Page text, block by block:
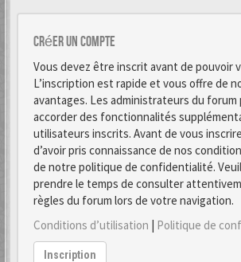
Créer un Compte
Vous devez être inscrit avant de pouvoir
L’inscription est rapide et vous offre de
avantages. Les administrateurs du forum
accorder des fonctionnalités
utilisateurs inscrits. Avant de vous
d’avoir pris connaissance de nos
de notre politique de confidentialité.
prendre le temps de consulter
règles du forum lors de votre navigation.
Conditions d’utilisation | Politique de
Inscription